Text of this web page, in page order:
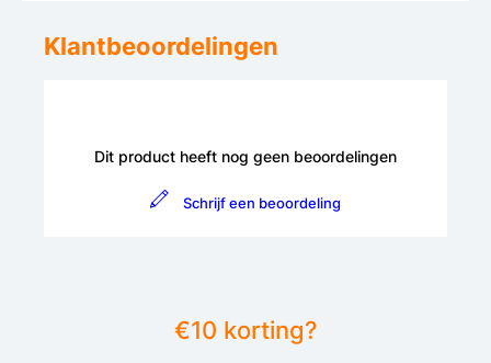
Klantbeoordelingen
Dit product heeft nog geen beoordelingen
Schrijf een beoordeling
€10 korting?